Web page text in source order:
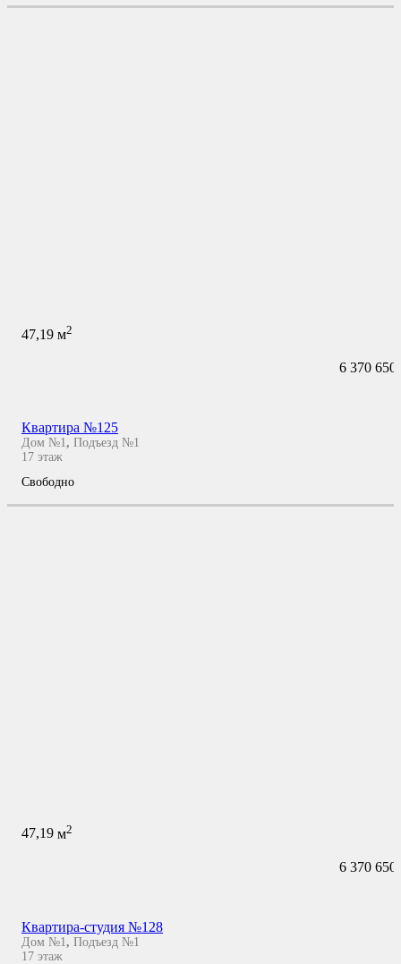
47,19 м2
6 370 650
Квартира №125
Дом №1, Подъезд №1
17 этаж
Свободно
47,19 м2
6 370 650
Квартира-студия №128
Дом №1, Подъезд №1
17 этаж